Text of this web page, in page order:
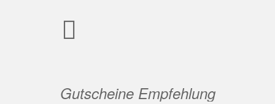
Gutscheine Empfehlung